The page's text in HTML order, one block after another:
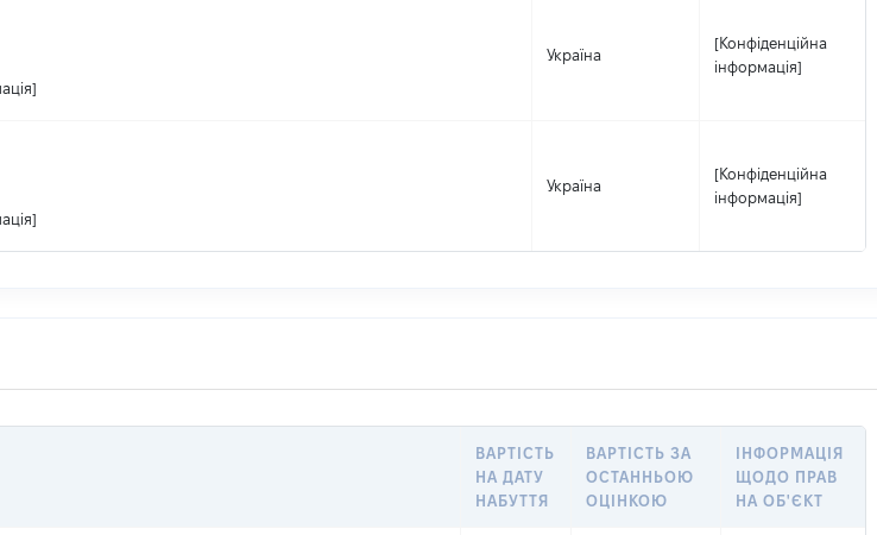
Україна
[Конфіденційна
інформація]
Україна
[Конфіденційна
інформація]
ВАРТІСТЬ
НА ДАТУ
НАБУТТЯ
ВАРТІСТЬ ЗА
ОСТАННЬОЮ
ОЦІНКОЮ
ІНФОРМАЦІЯ
ЩОДО ПРАВ
НА ОБ'ЄКТ